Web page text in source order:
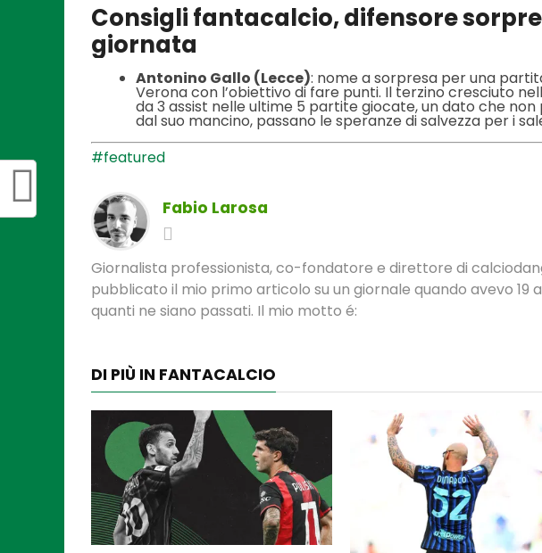
Consigli fantacalcio, difensore
giornata
Antonino Gallo (Lecce): nome a sorpresa per una
Verona con l’obiettivo di fare punti. Il terzino cresciuto
da 3 assist nelle ultime 5 partite giocate, un dato che
dal suo mancino, passano le speranze di salvezza per i
#featured
Fabio Larosa
Giornalista professionista, co-fondatore e direttore di
pubblicato il mio primo articolo su un giornale quando avevo 19
quanti ne siano passati. Il mio motto é:
DI PIÙ IN FANTACALCIO